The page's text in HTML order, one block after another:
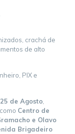
crachá de
de alto
PIX e
de Agosto,
Centro de
e Olavo
Brigadeiro